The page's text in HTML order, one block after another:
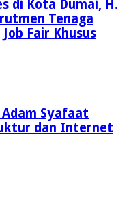
di Kota Dumai, H.
Tenaga
Fair Khusus
Adam Syafaat
dan Internet